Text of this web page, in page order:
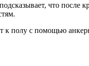
что после
полу с помощью